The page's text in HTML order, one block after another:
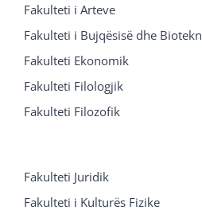
Fakulteti i Arteve
Fakulteti i Bujqësisë dhe
Fakulteti Ekonomik
Fakulteti Filologjik
Fakulteti Filozofik
Fakulteti Juridik
Fakulteti i Kulturës Fizike